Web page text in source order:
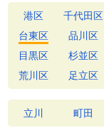
港区 千代田区
台東区
品川区
目黒区
杉並区
荒川区
足立区
立川 町田